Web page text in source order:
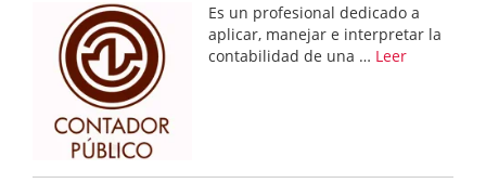
Es un profesional dedicado a
aplicar, manejar e interpretar la
contabilidad de una … Leer